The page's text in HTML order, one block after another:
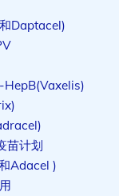
Daptacel)
苗计划
Adacel )